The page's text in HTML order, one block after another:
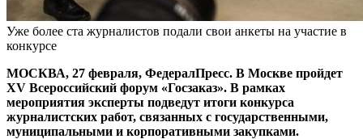
Уже более ста журналистов подали свои анкеты на участие в
конкурсе
МОСКВА, 27 февраля, ФедералПресс. В Москве пройдет
XV Всероссийский форум «Госзаказ». В рамках
мероприятия эксперты подведут итоги конкурса
журналистских работ, связанных с государственными,
муниципальными и корпоративными закупками.